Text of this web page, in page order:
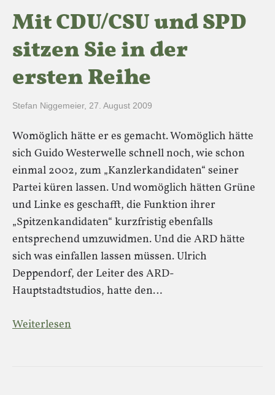
Mit CDU/CSU und SPD
sitzen Sie in der
ersten Reihe
Stefan Niggemeier, 27. August 2009
Womöglich hätte er es gemacht. Womöglich hätte
sich Guido Westerwelle schnell noch, wie schon
einmal 2002, zum „Kanzlerkandidaten“ seiner
Partei küren lassen. Und womöglich hätten Grüne
und Linke es geschafft, die Funktion ihrer
„Spitzenkandidaten“ kurzfristig ebenfalls
entsprechend umzuwidmen. Und die ARD hätte
sich was einfallen lassen müssen. Ulrich
Deppendorf, der Leiter des ARD-
Hauptstadtstudios, hatte den…
Weiterlesen